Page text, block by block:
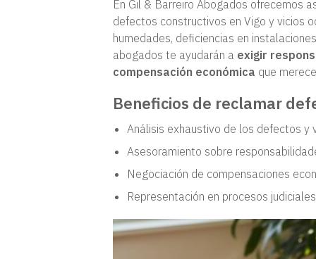
En Gil & Barreiro Abogados ofrecemos
defectos constructivos en Vigo y vicios
humedades, deficiencias en
abogados te ayudarán a exigir
compensación económica que
Beneficios de reclamar
Análisis exhaustivo de los defectos y
Asesoramiento sobre
Negociación de compensaciones
Representación en procesos